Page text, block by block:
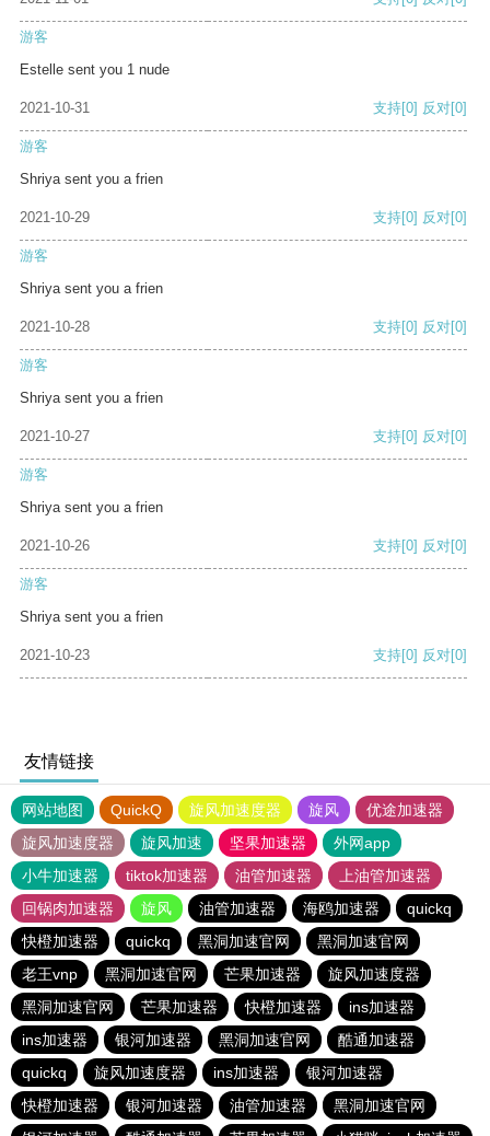
游客
Estelle sent you 1 nude
2021-10-31 支持[0] 反对[0]
游客
Shriya sent you a frien
2021-10-29 支持[0] 反对[0]
游客
Shriya sent you a frien
2021-10-28 支持[0] 反对[0]
游客
Shriya sent you a frien
2021-10-27 支持[0] 反对[0]
游客
Shriya sent you a frien
2021-10-26 支持[0] 反对[0]
游客
Shriya sent you a frien
2021-10-23 支持[0] 反对[0]
友情链接
网站地图 QuickQ 旋风加速度器 旋风
优途加速器
旋风加速度器
旋风加速 坚果加速器
外网app
小牛加速器
tiktok加速器 油管加速器
上油管加速器
回锅肉加速器
旋风 油管加速器 海鸥加速器
quickq
快橙加速器
quickq 黑洞加速官网
黑洞加速官网
老王vnp
黑洞加速官网 芒果加速器
旋风加速度器
黑洞加速官网
芒果加速器 快橙加速器
ins加速器
ins加速器
银河加速器 黑洞加速官网
酷通加速器
quickq
旋风加速度器 ins加速器
银河加速器
快橙加速器
银河加速器 油管加速器
黑洞加速官网